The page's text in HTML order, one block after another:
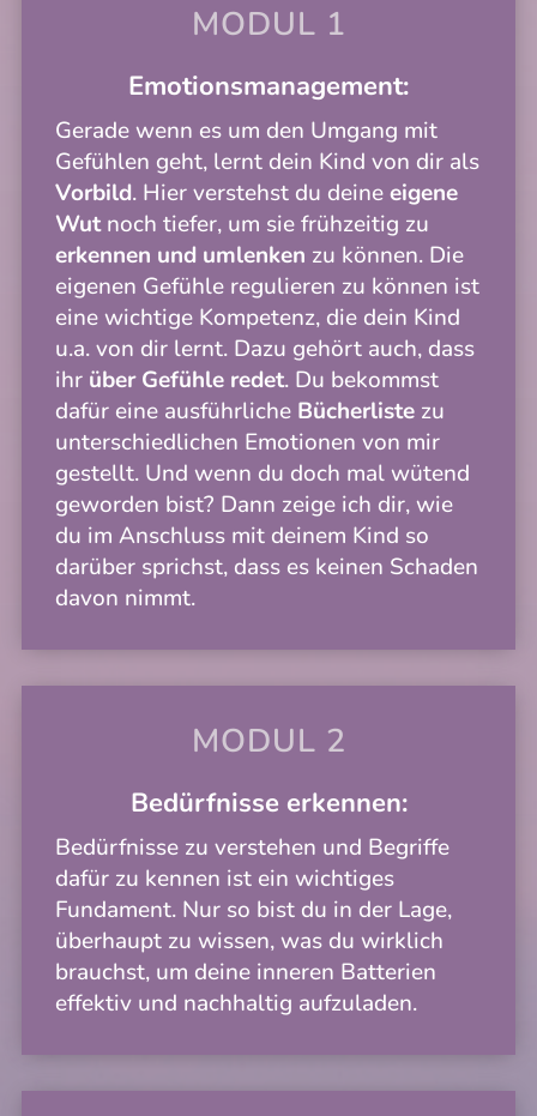
MODUL 1
Emotionsmanagement:
Gerade wenn es um den Umgang mit
Gefühlen geht, lernt dein Kind von dir als
Vorbild. Hier verstehst du deineeigene
Wutnoch tiefer, um sie frühzeitig zu
erkennen und umlenken zu können. Die
eigenen Gefühle regulieren zu können ist
eine wichtige Kompetenz, die dein Kind
u.a. von dir lernt. Dazu gehört auch, dass
ihr über Gefühle redet. Du bekommst
dafür eine ausführliche Bücherlistezu
unterschiedlichen Emotionen von mir
gestellt. Und wenn du doch mal wütend
geworden bist? Dann zeige ich dir, wie
du im Anschluss mit deinem Kind so
darüber sprichst, dass es keinen Schaden
davon nimmt.
MODUL 2
Bedürfnisse erkennen:
Bedürfnisse zu verstehen und Begriffe
dafür zu kennen ist ein wichtiges
Fundament. Nur so bist du in der Lage,
überhaupt zu wissen, was du wirklich
brauchst, um deine inneren Batterien
effektiv und nachhaltig aufzuladen.